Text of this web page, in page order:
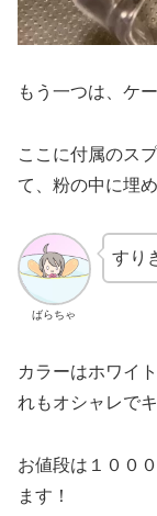
もう一つは、ケ
ここに付属のス
て、粉の中に埋
ばらちゃ
すり
カラーはホワイ
れもオシャレで
お値段は１００
ます！